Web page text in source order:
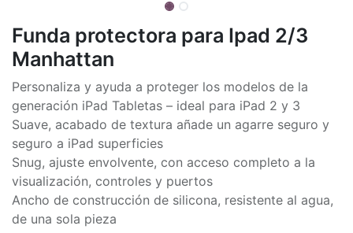
Funda protectora para Ipad 2/3
Manhattan
Personaliza y ayuda a proteger los modelos de la
generación iPad Tabletas – ideal para iPad 2 y 3
Suave, acabado de textura añade un agarre seguro y
seguro a iPad superficies
Snug, ajuste envolvente, con acceso completo a la
visualización, controles y puertos
Ancho de construcción de silicona, resistente al agua,
de una sola pieza